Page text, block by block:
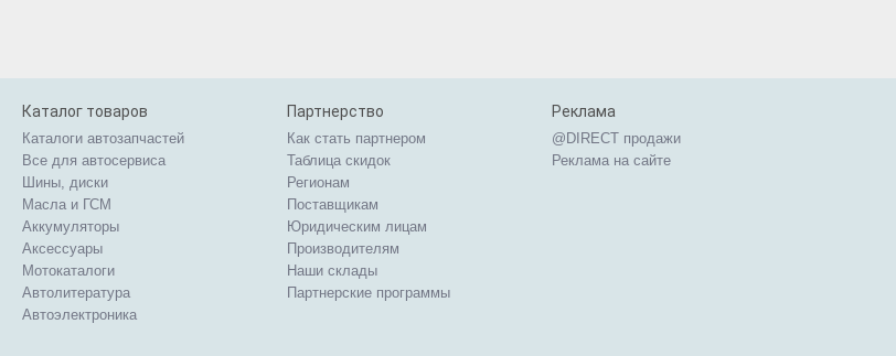
Каталог товаров
Каталоги автозапчастей
Все для автосервиса
Шины, диски
Масла и ГСМ
Аккумуляторы
Аксессуары
Мотокаталоги
Автолитература
Автоэлектроника
Партнерство
Как стать партнером
Таблица скидок
Регионам
Поставщикам
Юридическим лицам
Производителям
Наши склады
Партнерские программы
Реклама
@DIRECT продажи
Реклама на сайте